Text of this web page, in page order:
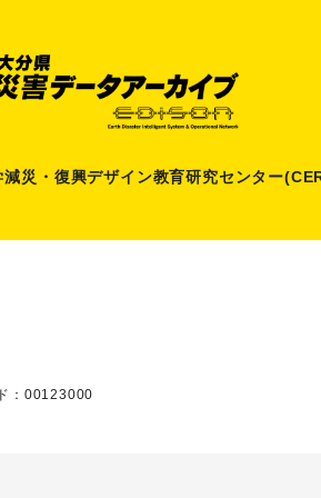
災 ・ 復興デザイン教育研究センター
：00123000